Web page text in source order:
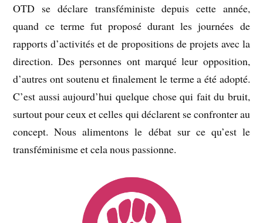
OTD se déclare transféministe depuis cette année,
quand ce terme fut proposé durant les journées de
rapports d’activités et de propositions de projets avec la
direction. Des personnes ont marqué leur opposition,
d’autres ont soutenu et finalement le terme a été adopté.
C’est aussi aujourd’hui quelque chose qui fait du bruit,
surtout pour ceux et celles qui déclarent se confronter au
concept. Nous alimentons le débat sur ce qu’est le
transféminisme et cela nous passionne.